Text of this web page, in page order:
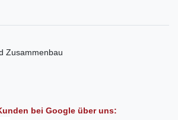
Zusammenbau
bei Google über uns: